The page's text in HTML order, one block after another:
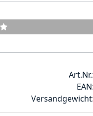
Art.Nr.:
EAN:
Versandgewicht: